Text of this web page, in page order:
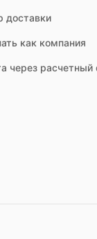
устройство,
доставки
как компания
через расчетный